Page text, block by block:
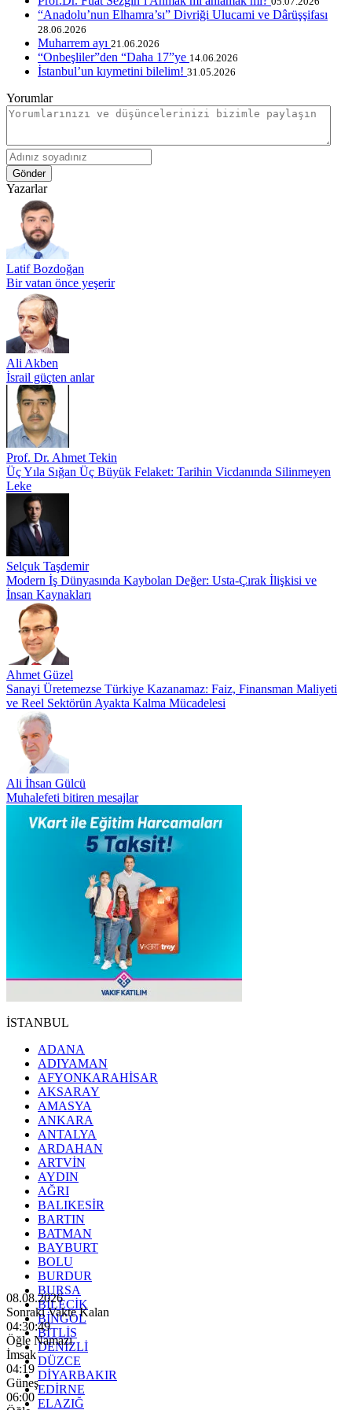
“Anadolu’nun Elhamra’sı” Divriği Ulucami ve Dârüşşifası
28.06.2026
Muharrem ayı 21.06.2026
“Onbeşliler”den “Daha 17”ye 14.06.2026
İstanbul’un kıymetini bilelim! 31.05.2026
Yorumlar
Gönder
Yazarlar
Latif Bozdoğan
Bir vatan önce yeşerir
Ali Akben
İsrail güçten anlar
Prof. Dr. Ahmet Tekin
Üç Yıla Sığan Üç Büyük Felaket: Tarihin Vicdanında Silinmeyen
Leke
Selçuk Taşdemir
Modern İş Dünyasında Kaybolan Değer: Usta-Çırak İlişkisi ve
İnsan Kaynakları
Ahmet Güzel
Sanayi Üretemezse Türkiye Kazanamaz: Faiz, Finansman Maliyeti
ve Reel Sektörün Ayakta Kalma Mücadelesi
Ali İhsan Gülcü
Muhalefeti bitiren mesajlar
İSTANBUL
ADANA
ADIYAMAN
AFYONKARAHİSAR
AKSARAY
AMASYA
ANKARA
ANTALYA
ARDAHAN
ARTVİN
AYDIN
AĞRI
BALIKESİR
BARTIN
BATMAN
BAYBURT
BOLU
BURDUR
BURSA
BİLECİK
BİNGÖL
BİTLİS
DENİZLİ
DÜZCE
DİYARBAKIR
EDİRNE
ELAZIĞ
08.08.2026
Sonraki Vakte Kalan
04:30:48
Öğle Namazı
İmsak
04:19
Güneş
06:00